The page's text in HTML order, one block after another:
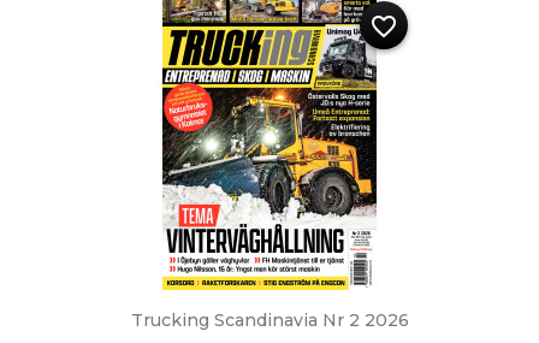
Trucking Scandinavia Nr 2 2026
favorite_border